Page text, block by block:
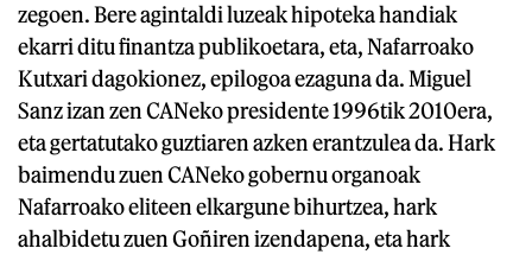
zegoen. Bere agintaldi luzeak hipoteka handiak
ekarri ditu finantza publikoetara, eta, Nafarroako
Kutxari dagokionez, epilogoa ezaguna da. Miguel
Sanz izan zen CANeko presidente 1996tik 2010era,
eta gertatutako guztiaren azken erantzulea da. Hark
baimendu zuen CANeko gobernu organoak
Nafarroako eliteen elkargune bihurtzea, hark
ahalbidetu zuen Goñiren izendapena, eta hark